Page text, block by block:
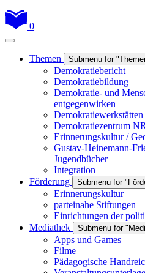
0
Themen Submenu for
Demokratiebericht
Demokratiebildung
Demokratie- und
entgegenwirken
Demokratiewerkstätten
Demokratiezentrum
Erinnerungskultur /
Gustav-Heinemann-
Jugendbücher
Integration
Förderung
Submenu for
Erinnerungskultur
parteinahe Stiftungen
Einrichtungen der
Mediathek
Submenu for
Apps und Games
Filme
Pädagogische